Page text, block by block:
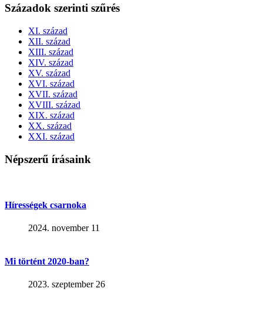
Századok szerinti szűrés
XI. század
XII. század
XIII. század
XIV. század
XV. század
XVI. század
XVII. század
XVIII. század
XIX. század
XX. század
XXI. század
Népszerű írásaink
Hírességek csarnoka
2024. november 11
Mi történt 2020-ban?
2023. szeptember 26